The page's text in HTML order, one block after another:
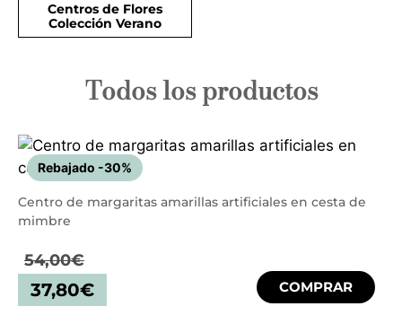
Centros de Flores
Colección Verano
Todos los productos
Rebajado -30%
Centro de margaritas amarillas artificiales en cesta de
mimbre
54,00€
37,80€ COMPRAR